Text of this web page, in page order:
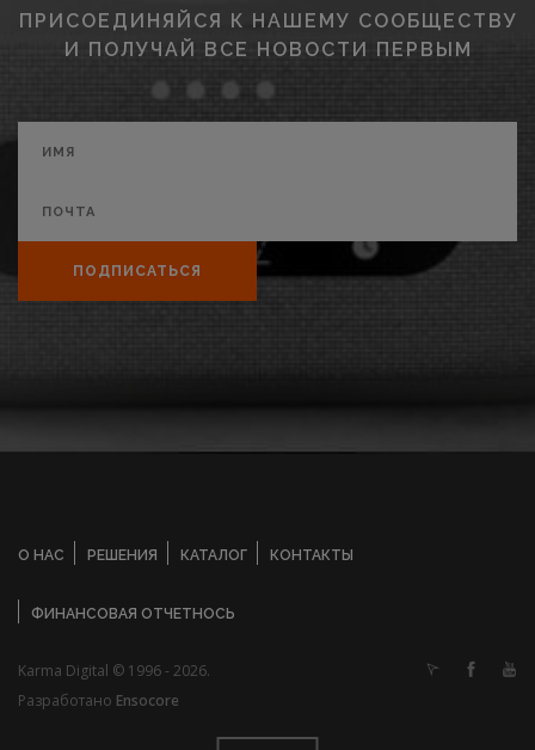
ПРИСОЕДИНЯЙСЯ К НАШЕМУ СООБЩЕСТВУ
И ПОЛУЧАЙ ВСЕ НОВОСТИ ПЕРВЫМ
ПОДПИСАТЬСЯ
О НАС РЕШЕНИЯ КАТАЛОГ КОНТАКТЫ
ФИНАНСОВАЯ ОТЧЕТНОСЬ
Karma Digital © 1996 - 2026.
Разработано Ensocore